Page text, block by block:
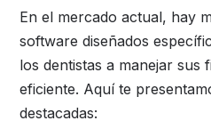
En el mercado actual, hay
software diseñados
los dentistas a manejar sus
eficiente. Aquí te
destacadas: